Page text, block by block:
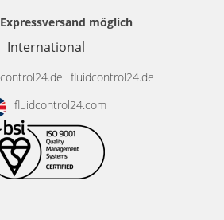
Expressversand möglich
International
fluidcontrol24.de
fluidcontrol24.com